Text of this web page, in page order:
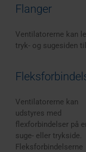
Flanger
Ventilatorerne kan
tryk- og sugesiden
Ventilatorerne kan
udstyres med
flexforbindelser på
suge- eller trykside.
Fleksforbindelserne